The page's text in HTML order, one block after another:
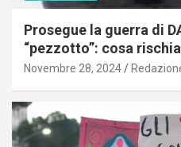
Prosegue la guerra di
“pezzotto”: cosa
Novembre 28, 2024